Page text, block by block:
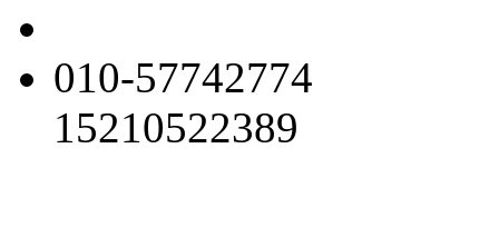
010-57742774
15210522389